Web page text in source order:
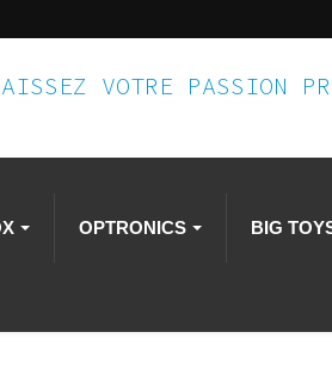
VOTRE PASSION
OPTRONICS BIG